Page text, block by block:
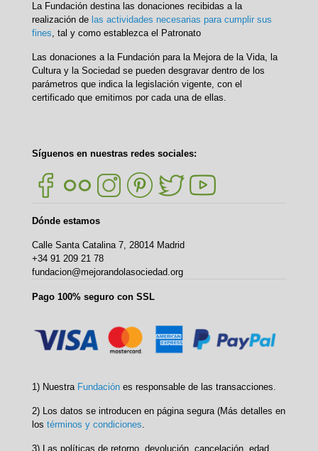
La Fundación destina las donaciones recibidas a la
realización de las actividades necesarias para cumplir sus
fines, tal y como establezca el Patronato
Las donaciones a la Fundación para la Mejora de la Vida, la
Cultura y la Sociedad se pueden desgravar dentro de los
parámetros que indica la legislación vigente, con el
certificado que emitimos por cada una de ellas.
Síguenos en nuestras redes sociales:
Dónde estamos
Calle Santa Catalina 7, 28014 Madrid
+34 91 209 21 78
fundacion@mejorandolasociedad.org
Pago 100% seguro con SSL
1) Nuestra Fundación es responsable de las transacciones.
2) Los datos se introducen en página segura (Más detalles en
los términos y condiciones.
3) Las políticas de retorno, devolución, cancelación, edad